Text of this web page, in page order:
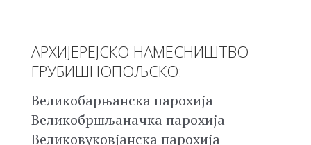
АРХИЈЕРЕЈСКО НАМЕСНИШТВО
ГРУБИШНОПОЉСКО:
Великобарњанска парохија
Великобршљаначка парохија
Великовуковјанска парохија